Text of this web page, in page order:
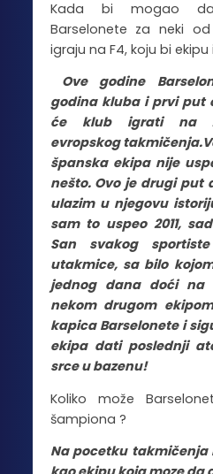
Kada bi mogao
Barselonete za neki
igraju na F4, koju bi
Ove godine
godina kluba i prvi put
će klub igrati na
evropskog
španska ekipa nije
nešto. Ovo je drugi put
ulazim u njegovu
sam to uspeo 2011,
San svakog
utakmice, sa bilo
jednog dana doći na
nekom drugom
kapica Barselonete i
ekipa dati poslednji
srce u bazenu!
Koliko može
šampiona ?
Na pocetku takmičenja